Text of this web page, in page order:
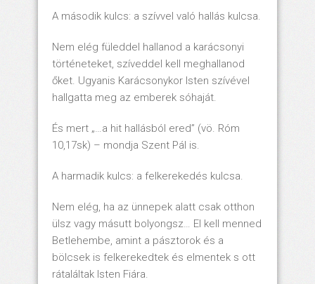
A második kulcs: a szívvel való hallás kulcsa.
Nem elég füleddel hallanod a karácsonyi
történeteket, szíveddel kell meghallanod
őket. Ugyanis Karácsonykor Isten szívével
hallgatta meg az emberek sóhaját.
És mert „…a hit hallásból ered” (vö. Róm
10,17sk) – mondja Szent Pál is.
A harmadik kulcs: a felkerekedés kulcsa.
Nem elég, ha az ünnepek alatt csak otthon
ülsz vagy másutt bolyongsz… El kell menned
Betlehembe, amint a pásztorok és a
bölcsek is felkerekedtek és elmentek s ott
rátaláltak Isten Fiára.